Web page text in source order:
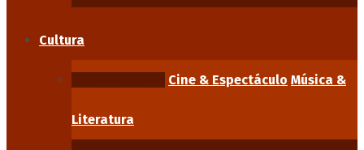
Cultura
Cine & Espectáculo Música &
Literatura